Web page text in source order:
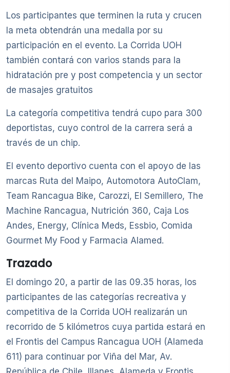
Los participantes que terminen la ruta y crucen
la meta obtendrán una medalla por su
participación en el evento. La Corrida UOH
también contará con varios stands para la
hidratación pre y post competencia y un sector
de masajes gratuitos
La categoría competitiva tendrá cupo para 300
deportistas, cuyo control de la carrera será a
través de un chip.
El evento deportivo cuenta con el apoyo de las
marcas Ruta del Maipo, Automotora AutoClam,
Team Rancagua Bike, Carozzi, El Semillero, The
Machine Rancagua, Nutrición 360, Caja Los
Andes, Energy, Clínica Meds, Essbio, Comida
Gourmet My Food y Farmacia Alamed.
Trazado
El domingo 20, a partir de las 09.35 horas, los
participantes de las categorías recreativa y
competitiva de la Corrida UOH realizarán un
recorrido de 5 kilómetros cuya partida estará en
el Frontis del Campus Rancagua UOH (Alameda
611) para continuar por Viña del Mar, Av.